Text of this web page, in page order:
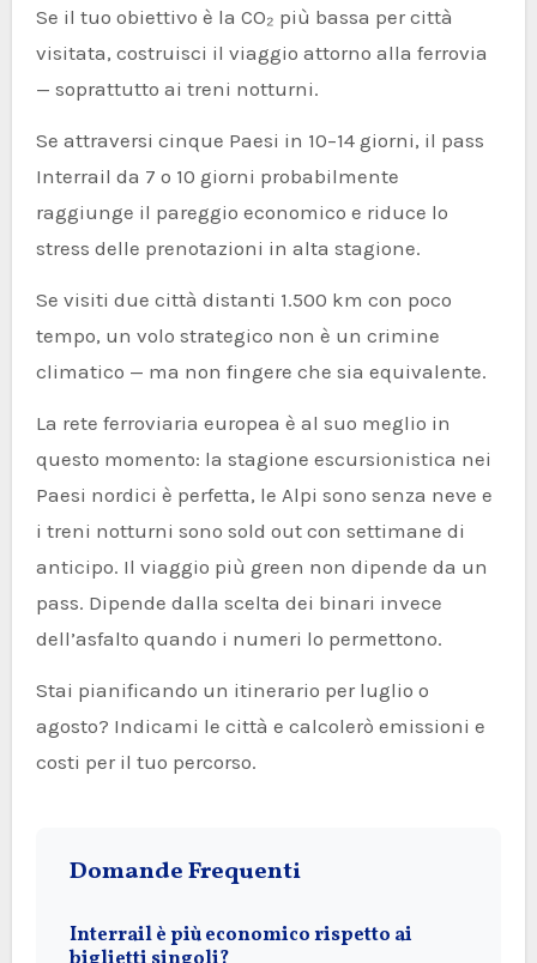
Se il tuo obiettivo è la CO₂ più bassa per città
visitata, costruisci il viaggio attorno alla ferrovia
— soprattutto ai treni notturni.
Se attraversi cinque Paesi in 10–14 giorni, il pass
Interrail da 7 o 10 giorni probabilmente
raggiunge il pareggio economico e riduce lo
stress delle prenotazioni in alta stagione.
Se visiti due città distanti 1.500 km con poco
tempo, un volo strategico non è un crimine
climatico — ma non fingere che sia equivalente.
La rete ferroviaria europea è al suo meglio in
questo momento: la stagione escursionistica nei
Paesi nordici è perfetta, le Alpi sono senza neve e
i treni notturni sono sold out con settimane di
anticipo. Il viaggio più green non dipende da un
pass. Dipende dalla scelta dei binari invece
dell’asfalto quando i numeri lo permettono.
Stai pianificando un itinerario per luglio o
agosto? Indicami le città e calcolerò emissioni e
costi per il tuo percorso.
Domande Frequenti
Interrail è più economico rispetto ai